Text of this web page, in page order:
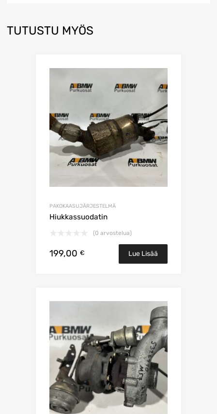
TUTUSTU MYÖS
PAKOKAASUJÄRJESTELMÄ
Hiukkassuodatin
(0 arvostelua)
199,00 € Lue Lisää